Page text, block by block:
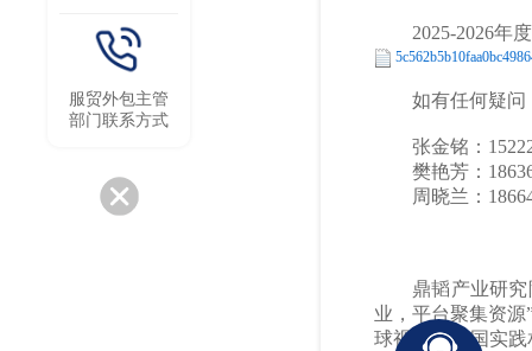
2025-2026年
如有任何疑问
张金铭：
樊艳芳：
周晓兰：
鼎韬产业研
业，平台聚集资
球视野与中国实
服贸外包主管
部门联系方式